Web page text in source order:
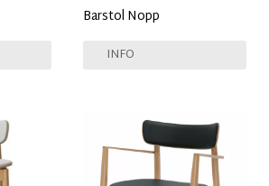
Barstol Nopp
INFO